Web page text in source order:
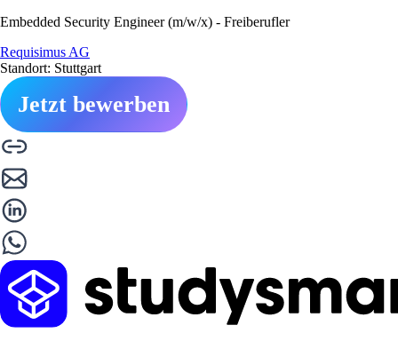
Embedded Security Engineer (m/w/x) - Freiberufler
Requisimus AG
Standort: Stuttgart
Jetzt bewerben